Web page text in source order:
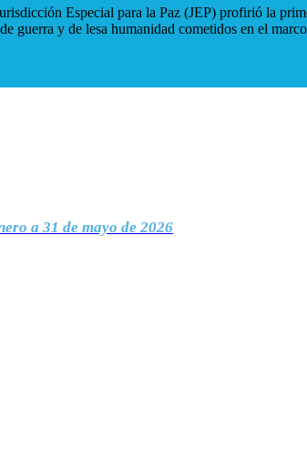
Especial para la Paz (JEP) profirió la
y de lesa humanidad cometidos en el
a 31 de mayo de 2026